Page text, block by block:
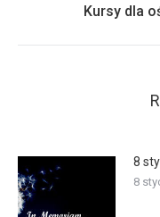
Kursy dla
8
8